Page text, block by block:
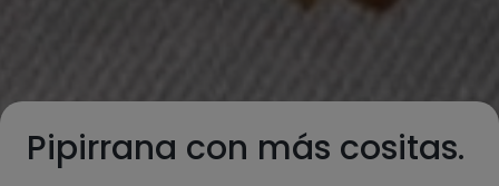
Pipirrana con más cositas.